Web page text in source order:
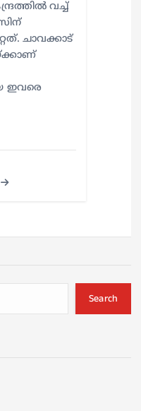
വച്ച്
ചാവക്കാട്
ഇവരെ
Search